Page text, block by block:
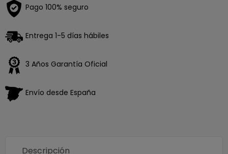
Pago 100% seguro
Entrega 1-5 días hábiles
3 Años Garantía Oficial
Envío desde España
Descripción